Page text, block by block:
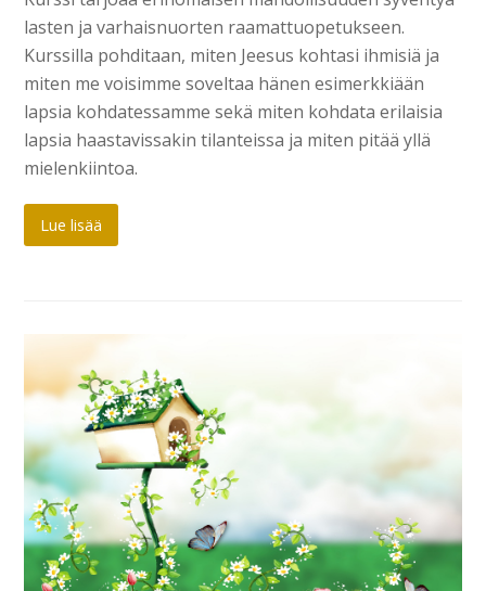
lasten ja varhaisnuorten raamattuopetukseen.
Kurssilla pohditaan, miten Jeesus kohtasi ihmisiä ja
miten me voisimme soveltaa hänen esimerkkiään
lapsia kohdatessamme sekä miten kohdata erilaisia
lapsia haastavissakin tilanteissa ja miten pitää yllä
mielenkiintoa.
Lue lisää